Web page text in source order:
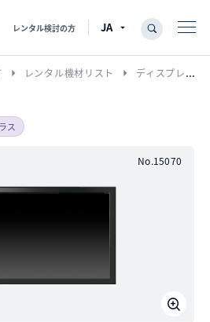
レンタル検討の方
arrow_right レンタル機材リスト arrow_right ディスプレイ
ス
No.15070